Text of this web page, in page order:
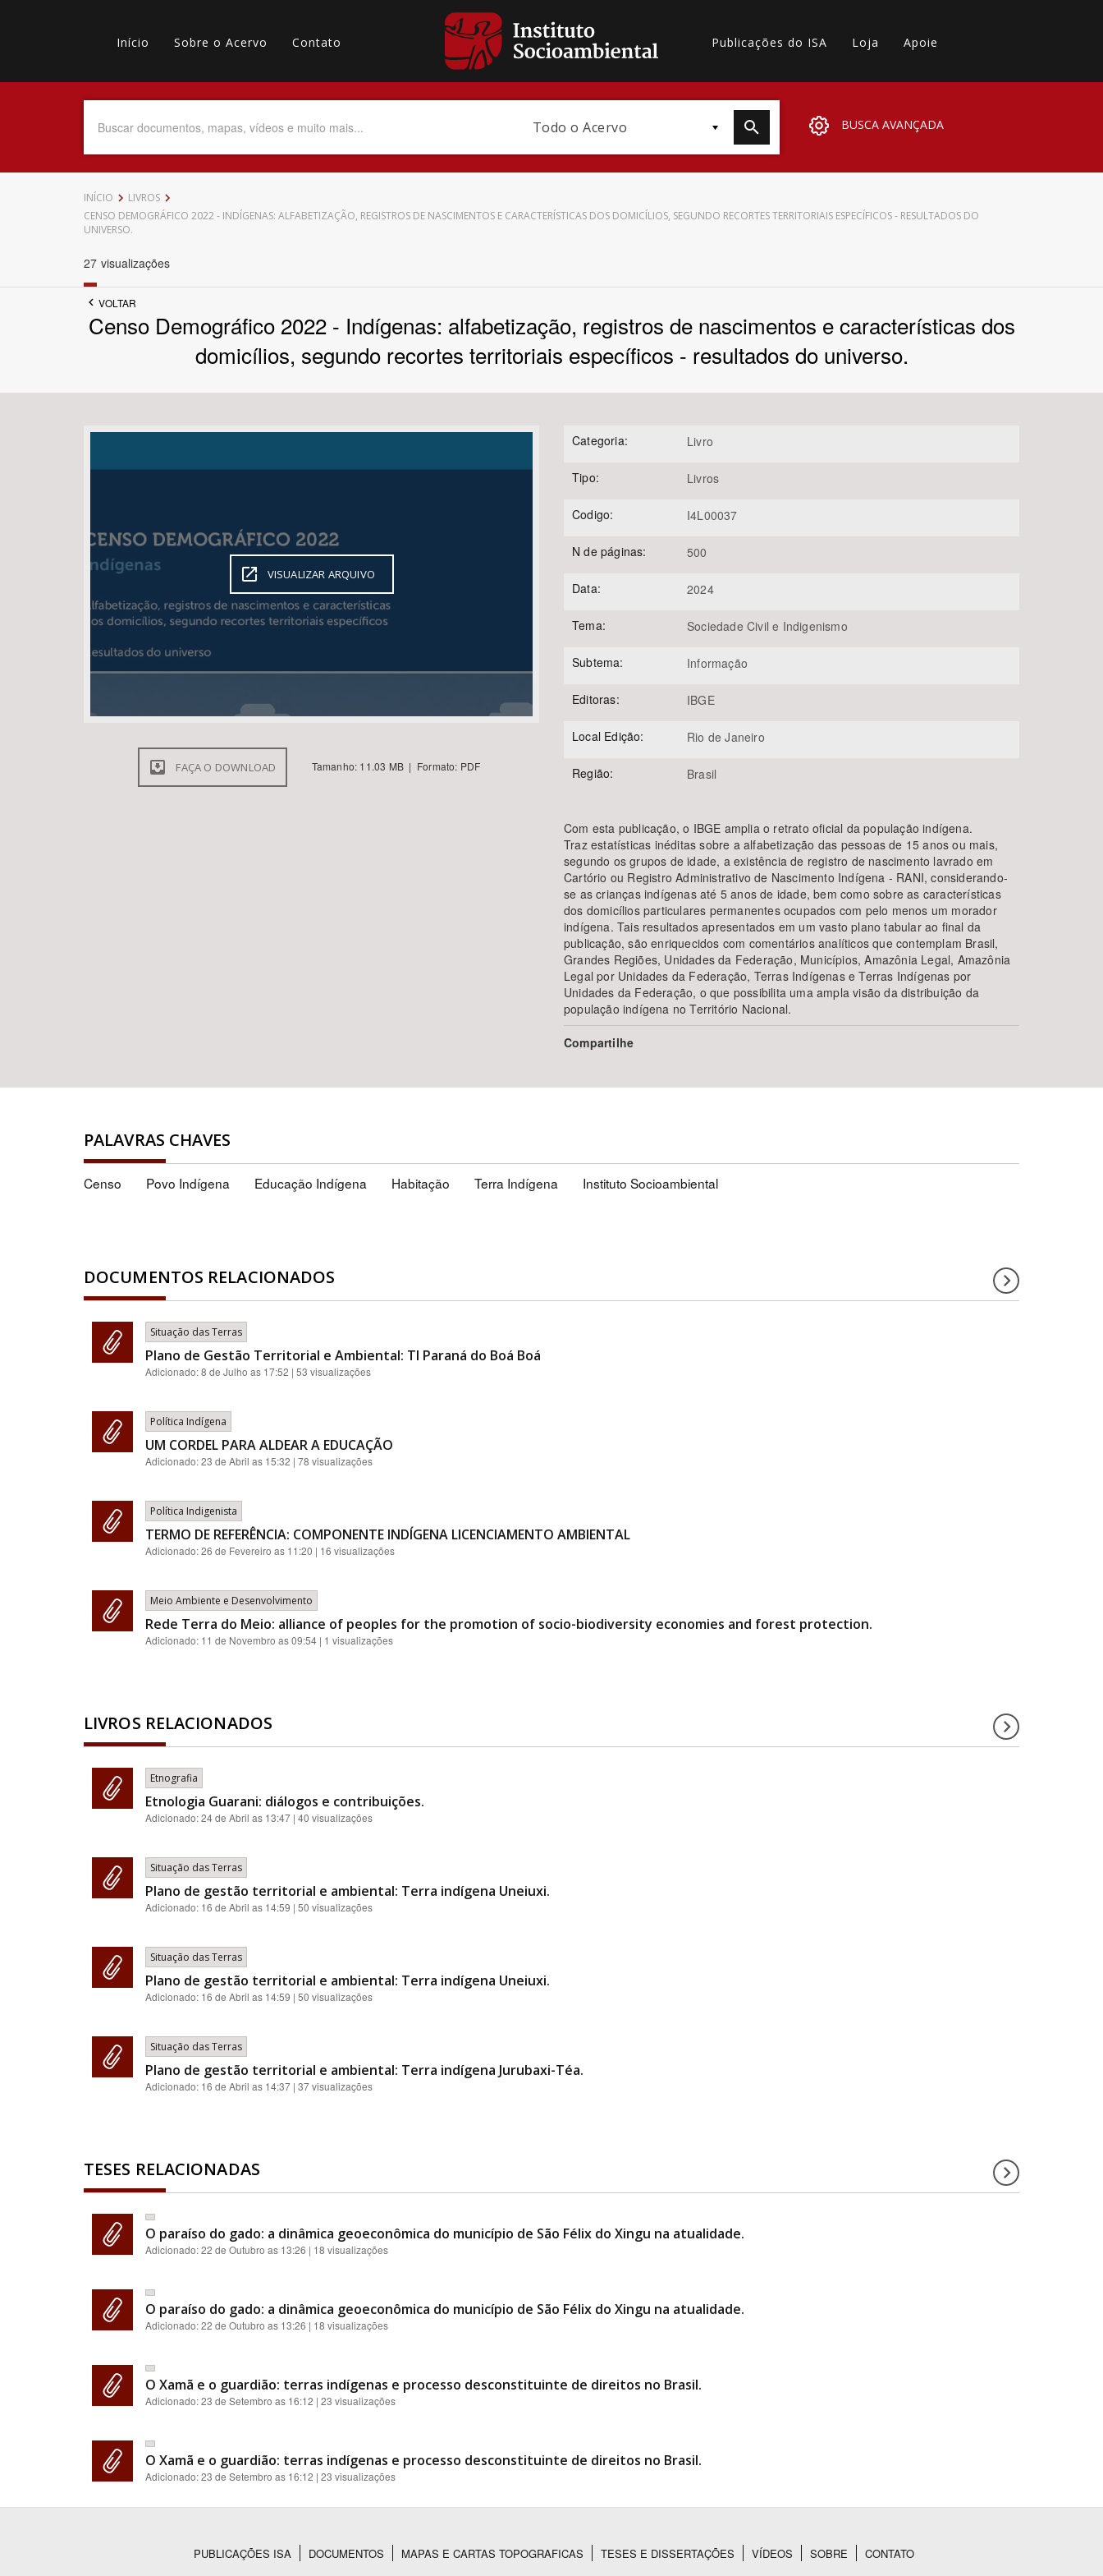
Main
navigation
Início Sobre o Acervo Contato
secundário
Publicações do ISA Loja Apoie
Todo o Acervo BUSCA AVANÇADA
Data do Documento
Subtema
Área Protegida
INÍCIO
LIVROS
CENSO DEMOGRÁFICO 2022 - INDÍGENAS: ALFABETIZAÇÃO, REGISTROS DE NASCIMENTOS E CARACTERÍSTICAS DOS DOMICÍLIOS, SEGUNDO RECORTES TERRITORIAIS ESPECÍFICOS - RESULTADOS DO
UNIVERSO.
27 visualizações
VOLTAR
Censo Demográfico 2022 - Indígenas: alfabetização, registros de nascimentos e características dos
domicílios, segundo recortes territoriais específicos - resultados do universo.
VISUALIZAR ARQUIVO
FAÇA O DOWNLOAD Tamanho: 11.03 MB | Formato: PDF
Categoria: Livro
Tipo: Livros
Codigo: I4L00037
N de páginas: 500
Data: 2024
Tema: Sociedade Civil e Indigenismo
Subtema: Informação
Editoras: IBGE
Local Edição: Rio de Janeiro
Região: Brasil
Com esta publicação, o IBGE amplia o retrato oficial da população indígena.
Traz estatísticas inéditas sobre a alfabetização das pessoas de 15 anos ou mais,
segundo os grupos de idade, a existência de registro de nascimento lavrado em
Cartório ou Registro Administrativo de Nascimento Indígena - RANI, considerando-
se as crianças indígenas até 5 anos de idade, bem como sobre as características
dos domicílios particulares permanentes ocupados com pelo menos um morador
indígena. Tais resultados apresentados em um vasto plano tabular ao final da
publicação, são enriquecidos com comentários analíticos que contemplam Brasil,
Grandes Regiões, Unidades da Federação, Municípios, Amazônia Legal, Amazônia
Legal por Unidades da Federação, Terras Indígenas e Terras Indígenas por
Unidades da Federação, o que possibilita uma ampla visão da distribuição da
população indígena no Território Nacional.
Compartilhe
PALAVRAS CHAVES
Censo Povo Indígena Educação Indígena Habitação Terra Indígena Instituto Socioambiental
DOCUMENTOS RELACIONADOS
Situação das Terras
Plano de Gestão Territorial e Ambiental: TI Paraná do Boá Boá
Adicionado:8 de Julho as 17:52 | 53 visualizações
Política Indígena
UM CORDEL PARA ALDEAR A EDUCAÇÃO
Adicionado:23 de Abril as 15:32 | 78 visualizações
Política Indigenista
TERMO DE REFERÊNCIA: COMPONENTE INDÍGENA LICENCIAMENTO AMBIENTAL
Adicionado:26 de Fevereiro as 11:20 | 16 visualizações
Meio Ambiente e Desenvolvimento
Rede Terra do Meio: alliance of peoples for the promotion of socio-biodiversity economies and forest protection.
Adicionado: 11 de Novembro as 09:54 | 1 visualizações
LIVROS RELACIONADOS
Etnografia
Etnologia Guarani: diálogos e contribuições.
Adicionado:24 de Abril as 13:47 | 40 visualizações
Situação das Terras
Plano de gestão territorial e ambiental: Terra indígena Uneiuxi.
Adicionado: 16 de Abril as 14:59 | 50 visualizações
Situação das Terras
Plano de gestão territorial e ambiental: Terra indígena Uneiuxi.
Adicionado: 16 de Abril as 14:59 | 50 visualizações
Situação das Terras
Plano de gestão territorial e ambiental: Terra indígena Jurubaxi-Téa.
Adicionado: 16 de Abril as 14:37 | 37 visualizações
TESES RELACIONADAS
O paraíso do gado: a dinâmica geoeconômica do município de São Félix do Xingu na atualidade.
Adicionado:22 de Outubro as 13:26 | 18 visualizações
O paraíso do gado: a dinâmica geoeconômica do município de São Félix do Xingu na atualidade.
Adicionado:22 de Outubro as 13:26 | 18 visualizações
O Xamã e o guardião: terras indígenas e processo desconstituinte de direitos no Brasil.
Adicionado:23 de Setembro as 16:12 | 23 visualizações
O Xamã e o guardião: terras indígenas e processo desconstituinte de direitos no Brasil.
Adicionado:23 de Setembro as 16:12 | 23 visualizações
PUBLICAÇÕES ISA DOCUMENTOS MAPAS E CARTAS TOPOGRAFICAS TESES E DISSERTAÇÕES VÍDEOS SOBRE CONTATO